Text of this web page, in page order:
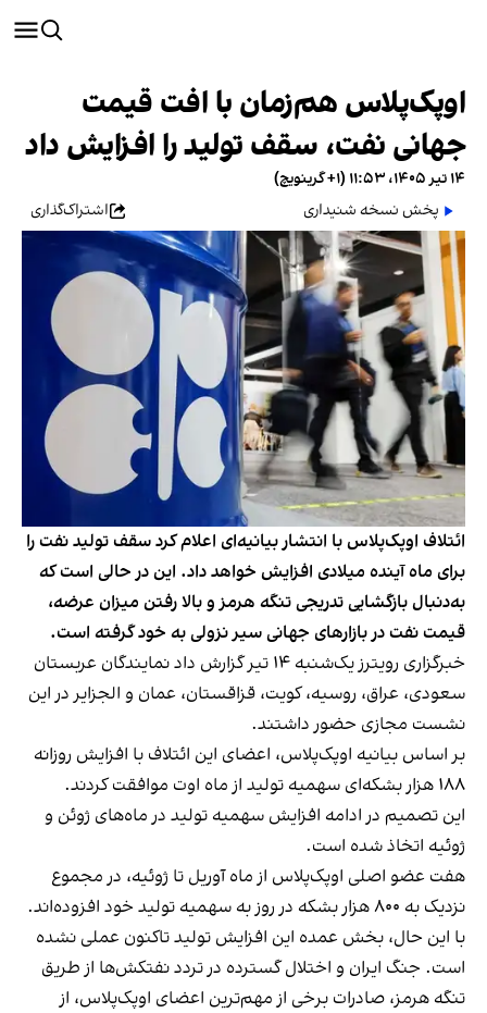
اوپک‌پلاس هم‌زمان با افت قیمت
جهانی نفت، سقف تولید را افزایش داد
۱۴ تیر ۱۴۰۵، ۱۱:۵۳ (‎+۱ گرینویچ)
پخش نسخه شنیداری
اشتراک‌گذاری
ائتلاف اوپک‌پلاس با انتشار بیانیه‌ای اعلام کرد سقف تولید نفت را
برای ماه آینده میلادی افزایش خواهد داد. این در حالی است که
به‌دنبال بازگشایی تدریجی تنگه هرمز و بالا رفتن میزان عرضه،
قیمت نفت در بازارهای جهانی سیر نزولی به خود گرفته است.
خبرگزاری رویترز یک‌شنبه ۱۴ تیر گزارش داد نمایندگان عربستان
سعودی، عراق، روسیه، کویت، قزاقستان، عمان و الجزایر در این
نشست مجازی حضور داشتند.
بر اساس بیانیه اوپک‌پلاس، اعضای این ائتلاف با افزایش روزانه
۱۸۸ هزار بشکه‌ای سهمیه تولید از ماه اوت موافقت کردند.
این تصمیم در ادامه افزایش سهمیه تولید در ماه‌های ژوئن و
ژوئیه اتخاذ شده است.
هفت عضو اصلی اوپک‌پلاس از ماه آوریل تا ژوئیه، در مجموع
نزدیک به ۸۰۰ هزار بشکه در روز به سهمیه تولید خود افزوده‌اند.
با این حال، بخش عمده این افزایش تولید تاکنون عملی نشده
است. جنگ ایران و اختلال گسترده در تردد نفتکش‌ها از طریق
تنگه هرمز، صادرات برخی از مهم‌ترین اعضای اوپک‌پلاس، از